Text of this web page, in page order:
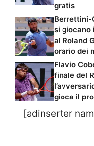
gratis
Berrettini-
si giocano
al Roland
orario dei
Flavio
finale del
gioca il
[adinserter